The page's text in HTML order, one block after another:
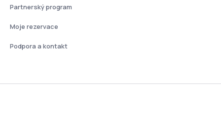
Partnerský program
Moje rezervace
Podpora a kontakt